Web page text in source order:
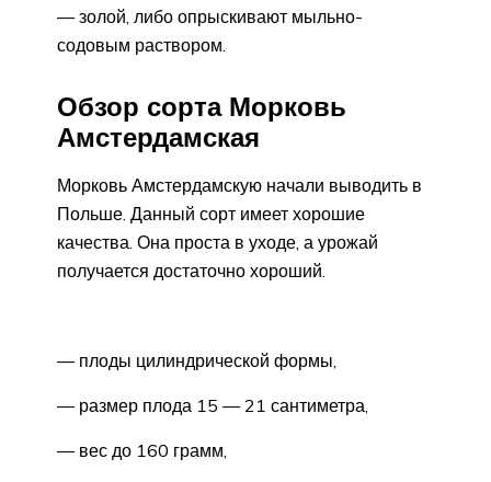
— золой, либо опрыскивают мыльно-
содовым раствором.
Обзор сорта Морковь
Амстердамская
Морковь Амстердамскую начали выводить в
Польше. Данный сорт имеет хорошие
качества. Она проста в уходе, а урожай
получается достаточно хороший.
— плоды цилиндрической формы,
— размер плода 15 — 21 сантиметра,
— вес до 160 грамм,